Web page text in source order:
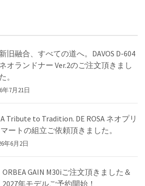
新旧融合、すべての道へ。DAVOS D-604
ネオランドナー Ver.2のご注文頂きまし
た。
年7月21日
A Tribute to Tradition. DE ROSA ネオプリ
マートの組立ご依頼頂きました。
年6月2日
ORBEA GAIN M30iご注文頂きました＆
2027年モデルご予約開始！